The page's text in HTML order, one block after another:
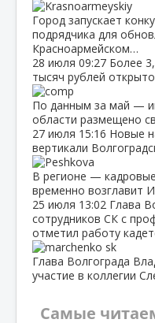
Город запускает
подрядчика для
Красноармейском…
28 июля 09:27 Более
тысяч рублей
По данным за май —
области размещено
27 июля 15:16 Новые
вертикали
В регионе —
временно возглавит
25 июля 13:02 Глава
сотрудников СК с
отметил работу
Глава Волгограда
участие в коллегии
Самые